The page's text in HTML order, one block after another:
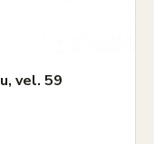
vel. 59